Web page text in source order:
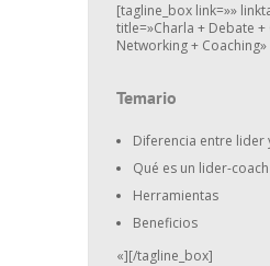
[tagline_box link=»»
title=»Charla + Debate +
Networking +
Temario
Diferencia entre lider
Qué es un lider-coach
Herramientas
Beneficios
«][/tagline_box]